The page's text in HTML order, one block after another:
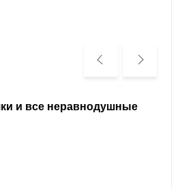
и все неравнодушные